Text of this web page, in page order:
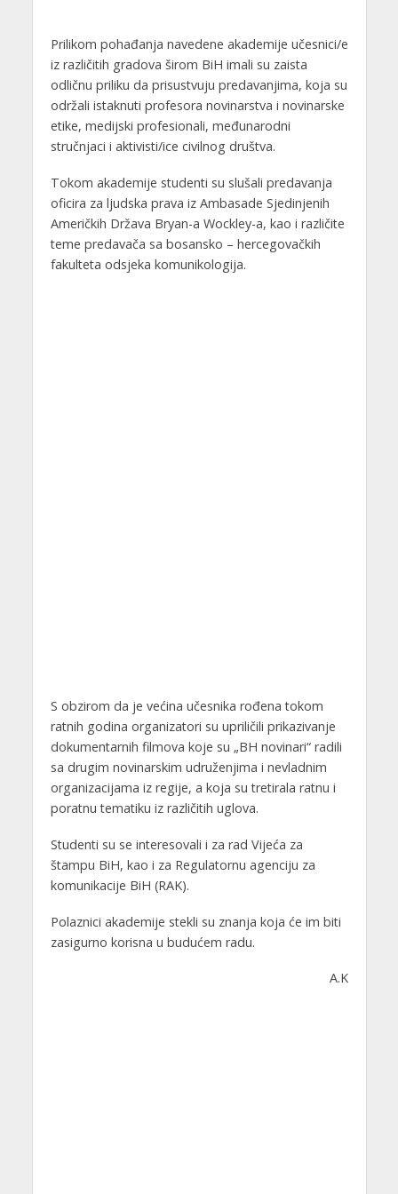
Prilikom pohađanja navedene akademije učesnici/e
iz različitih gradova širom BiH imali su zaista
odličnu priliku da prisustvuju predavanjima, koja su
održali istaknuti profesora novinarstva i novinarske
etike, medijski profesionali, međunarodni
stručnjaci i aktivisti/ice civilnog društva.
Tokom akademije studenti su slušali predavanja
oficira za ljudska prava iz Ambasade Sjedinjenih
Američkih Država Bryan-a Wockley-a, kao i različite
teme predavača sa bosansko – hercegovačkih
fakulteta odsjeka komunikologija.
S obzirom da je većina učesnika rođena tokom
ratnih godina organizatori su upriličili prikazivanje
dokumentarnih filmova koje su „BH novinari“ radili
sa drugim novinarskim udruženjima i nevladnim
organizacijama iz regije, a koja su tretirala ratnu i
poratnu tematiku iz različitih uglova.
Studenti su se interesovali i za rad Vijeća za
štampu BiH, kao i za Regulatornu agenciju za
komunikacije BiH (RAK).
Polaznici akademije stekli su znanja koja će im biti
zasigurno korisna u budućem radu.
A.K